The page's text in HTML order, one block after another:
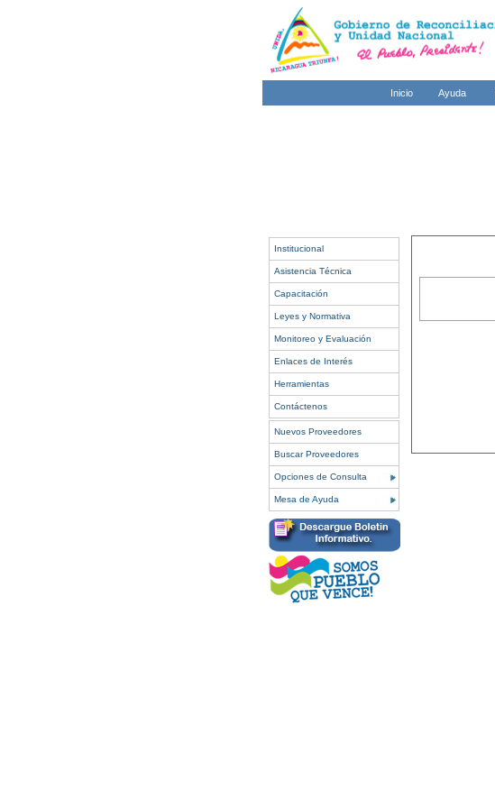
Inicio Ayuda
Institucional
Asistencia Técnica
Capacitación
Leyes y Normativa
Monitoreo y Evaluación
Enlaces de Interés
Herramientas
Contáctenos
Nuevos Proveedores
Buscar Proveedores
Opciones de Consulta
Mesa de Ayuda